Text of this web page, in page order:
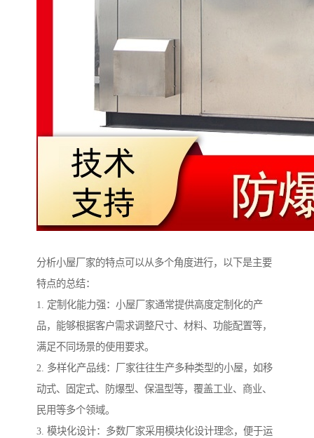
分析小屋厂家的特点可以从多个角度进行，以下是主要
特点的总结：
1. 定制化能力强：小屋厂家通常提供高度定制化的产
品，能够根据客户需求调整尺寸、材料、功能配置等，
满足不同场景的使用要求。
2. 多样化产品线：厂家往往生产多种类型的小屋，如移
动式、固定式、防爆型、保温型等，覆盖工业、商业、
民用等多个领域。
3. 模块化设计：多数厂家采用模块化设计理念，便于运